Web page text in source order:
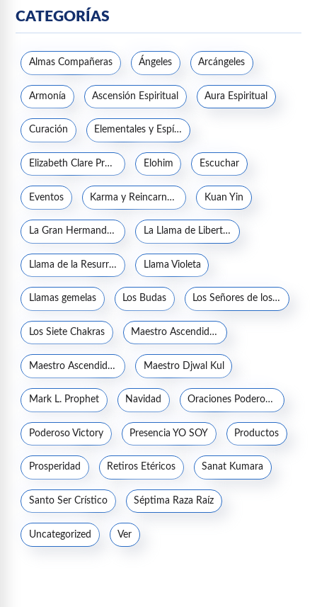
CATEGORÍAS
Almas Compañeras Ángeles Arcángeles
Armonía Ascensión Espiritual Aura Espiritual
Curación Elementales y Espíritus de la naturaleza
Elizabeth Clare Prophet Elohim Escuchar
Eventos Karma y Reincarnación Kuan Yin
La Gran Hermandad Blanca La Llama de Libertad
Llama de la Resurrección Llama Violeta
Llamas gemelas Los Budas Los Señores de los Siete Rayos
Los Siete Chakras Maestro Ascendido Jesucristo
Maestro Ascendido Kuthumi Maestro Djwal Kul
Mark L. Prophet Navidad Oraciones Poderosas
Poderoso Victory Presencia YO SOY Productos
Prosperidad Retiros Etéricos Sanat Kumara
Santo Ser Crístico Séptima Raza Raíz
Uncategorized Ver